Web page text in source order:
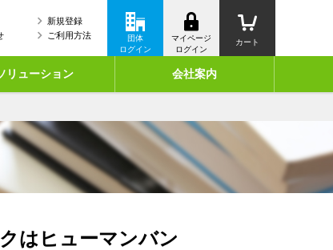
リューション 会社案内
カート
マイページ
ログイン
団体
ログイン
新規登録
ご利用方法
はヒューマンバン